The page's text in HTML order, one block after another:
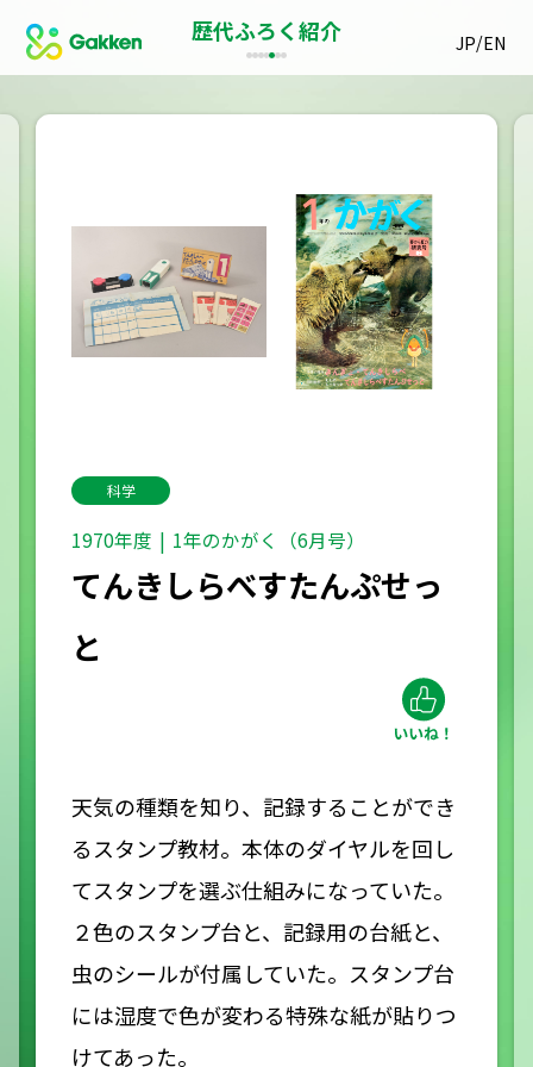
JP/EN
歴代ふろく紹介
科学
1970年度 1年のかがく（6月号）
てんきしらべすたんぷせっ
と
天気の種類を知り、記録することができ
るスタンプ教材。本体のダイヤルを回し
てスタンプを選ぶ仕組みになっていた。
２色のスタンプ台と、記録用の台紙と、
虫のシールが付属していた。スタンプ台
には湿度で色が変わる特殊な紙が貼りつ
けてあった。